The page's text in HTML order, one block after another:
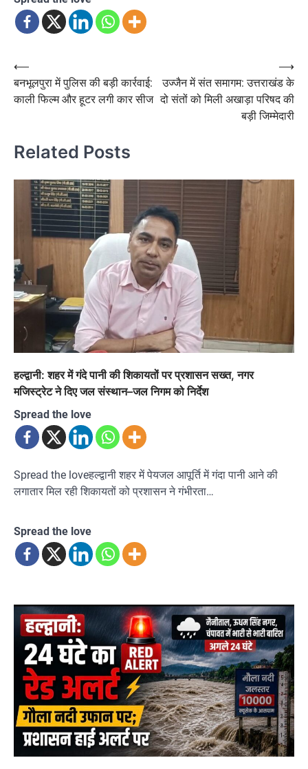
Post
navigation
⟵
बनभूलपुरा में पुलिस की बड़ी कार्रवाई:
काली फिल्म और हूटर लगी कार सीज
उज्जैन में संत समागम: उत्तराखंड के
दो संतों को मिली अखाड़ा परिषद की
बड़ी जिम्मेदारी
⟶
Related Posts
हल्द्वानी: शहर में गंदे पानी की शिकायतों पर प्रशासन सख्त, नगर
मजिस्ट्रेट ने दिए जल संस्थान–जल निगम को निर्देश
Spread the love
Spread the loveहल्द्वानी शहर में पेयजल आपूर्ति में गंदा पानी आने की
लगातार मिल रही शिकायतों को प्रशासन ने गंभीरता…
Spread the love